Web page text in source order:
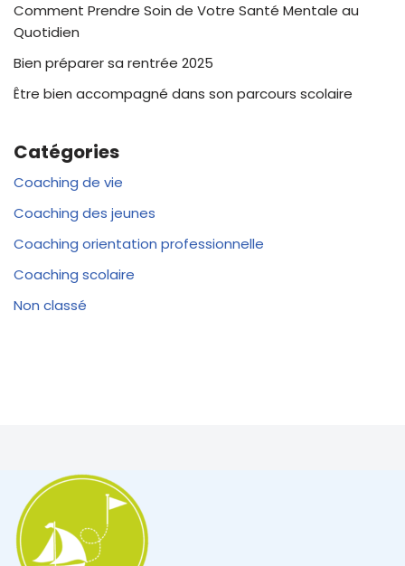
Comment Prendre Soin de Votre Santé Mentale au
Quotidien
Bien préparer sa rentrée 2025
Être bien accompagné dans son parcours scolaire
Catégories
Coaching de vie
Coaching des jeunes
Coaching orientation professionnelle
Coaching scolaire
Non classé